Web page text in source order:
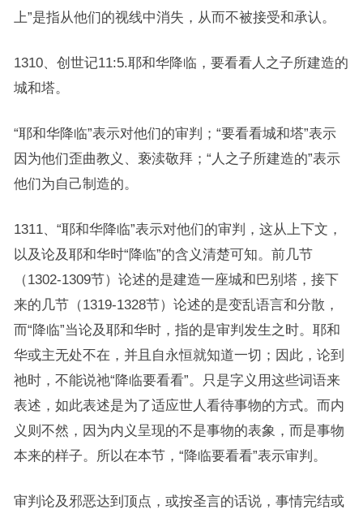
上”是指从他们的视线中消失，从而不被接受和承认。
1310、创世记11:5.耶和华降临，要看看人之子所建造的
城和塔。
“耶和华降临”表示对他们的审判；“要看看城和塔”表示
因为他们歪曲教义、亵渎敬拜；“人之子所建造的”表示
他们为自己制造的。
1311、“耶和华降临”表示对他们的审判，这从上下文，
以及论及耶和华时“降临”的含义清楚可知。前几节
（1302-1309节）论述的是建造一座城和巴别塔，接下
来的几节（1319-1328节）论述的是变乱语言和分散，
而“降临”当论及耶和华时，指的是审判发生之时。耶和
华或主无处不在，并且自永恒就知道一切；因此，论到
祂时，不能说祂“降临要看看”。只是字义用这些词语来
表述，如此表述是为了适应世人看待事物的方式。而内
义则不然，因为内义呈现的不是事物的表象，而是事物
本来的样子。所以在本节，“降临要看看”表示审判。
审判论及邪恶达到顶点，或按圣言的话说，事情完结或